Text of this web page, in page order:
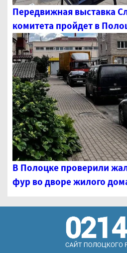
Передвижная выставка
комитета пройдет в
В Полоцке проверили
фур во дворе жилого